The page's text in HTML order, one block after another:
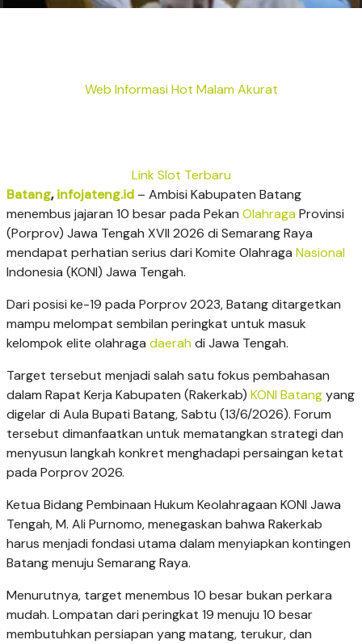
Web Informasi Hot Malam Akurat
Link Slot Terbaru
Batang,infojateng.id – Ambisi Kabupaten Batang
menembus jajaran 10 besar pada Pekan Olahraga Provinsi
(Porprov) Jawa Tengah XVII 2026 di Semarang Raya
mendapat perhatian serius dari Komite Olahraga Nasional
Indonesia (KONI) Jawa Tengah.
Dari posisi ke-19 pada Porprov 2023, Batang ditargetkan
mampu melompat sembilan peringkat untuk masuk
kelompok elite olahraga daerah di Jawa Tengah.
Target tersebut menjadi salah satu fokus pembahasan
dalam Rapat Kerja Kabupaten (Rakerkab) KONI Batangyang
digelar di Aula Bupati Batang, Sabtu (13/6/2026). Forum
tersebut dimanfaatkan untuk mematangkan strategi dan
menyusun langkah konkret menghadapi persaingan ketat
pada Porprov 2026.
Ketua Bidang Pembinaan Hukum Keolahragaan KONI Jawa
Tengah, M. Ali Purnomo, menegaskan bahwa Rakerkab
harus menjadi fondasi utama dalam menyiapkan kontingen
Batang menuju Semarang Raya.
Menurutnya, target menembus 10 besar bukan perkara
mudah. Lompatan dari peringkat 19 menuju 10 besar
membutuhkan persiapan yang matang, terukur, dan